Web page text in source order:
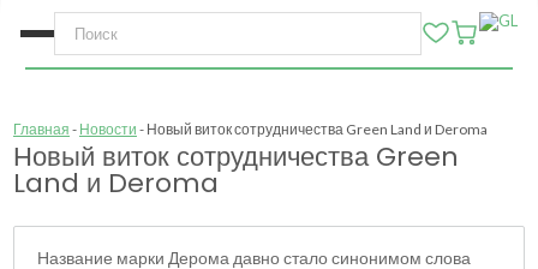
Главная Новости Новый виток сотрудничества Green Land и Deroma
Новый виток сотрудничества Green
Land и Deroma
Название марки Дерома давно стало синонимом слова